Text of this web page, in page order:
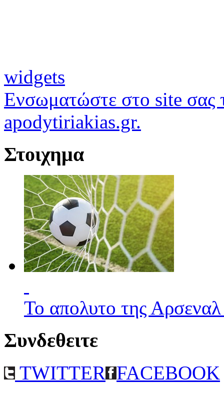
widgets
Ενσωματώστε στο site σας
apodytiriakias.gr.
Στοιχημα
Το απολυτο της
Συνδεθειτε
TWITTER FACEBOOK